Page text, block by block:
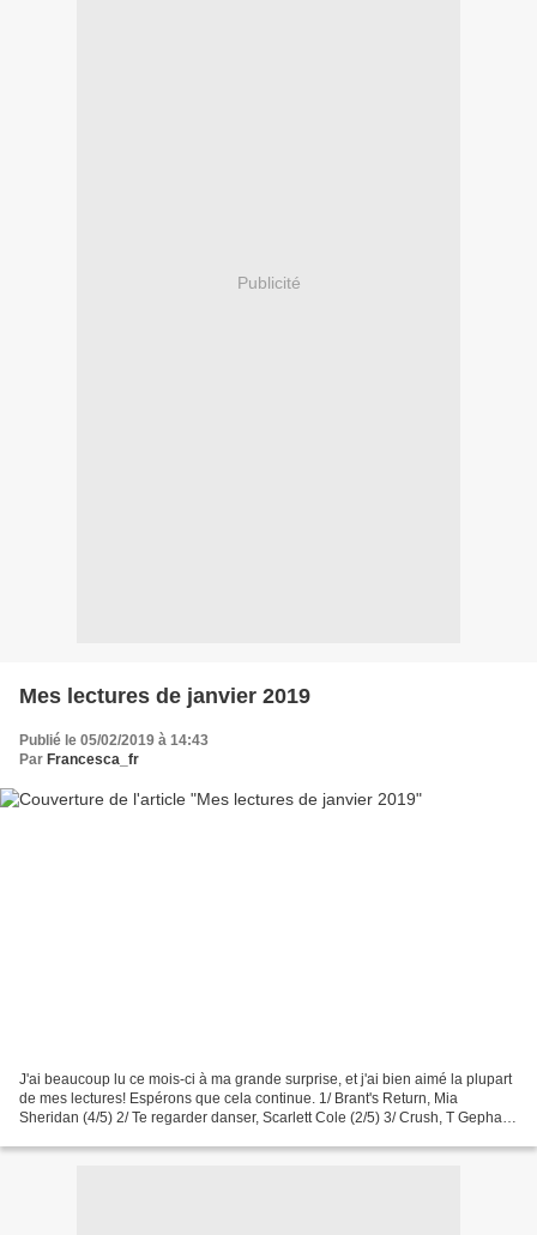
Publicité
Mes lectures de janvier 2019
Publié le 05/02/2019 à 14:43
Par Francesca_fr
J'ai beaucoup lu ce mois-ci à ma grande surprise, et j'ai bien aimé la plupart
de mes lectures! Espérons que cela continue. 1/ Brant's Return, Mia
Sheridan (4/5) 2/ Te regarder danser, Scarlett Cole (2/5) 3/ Crush, T Gephart